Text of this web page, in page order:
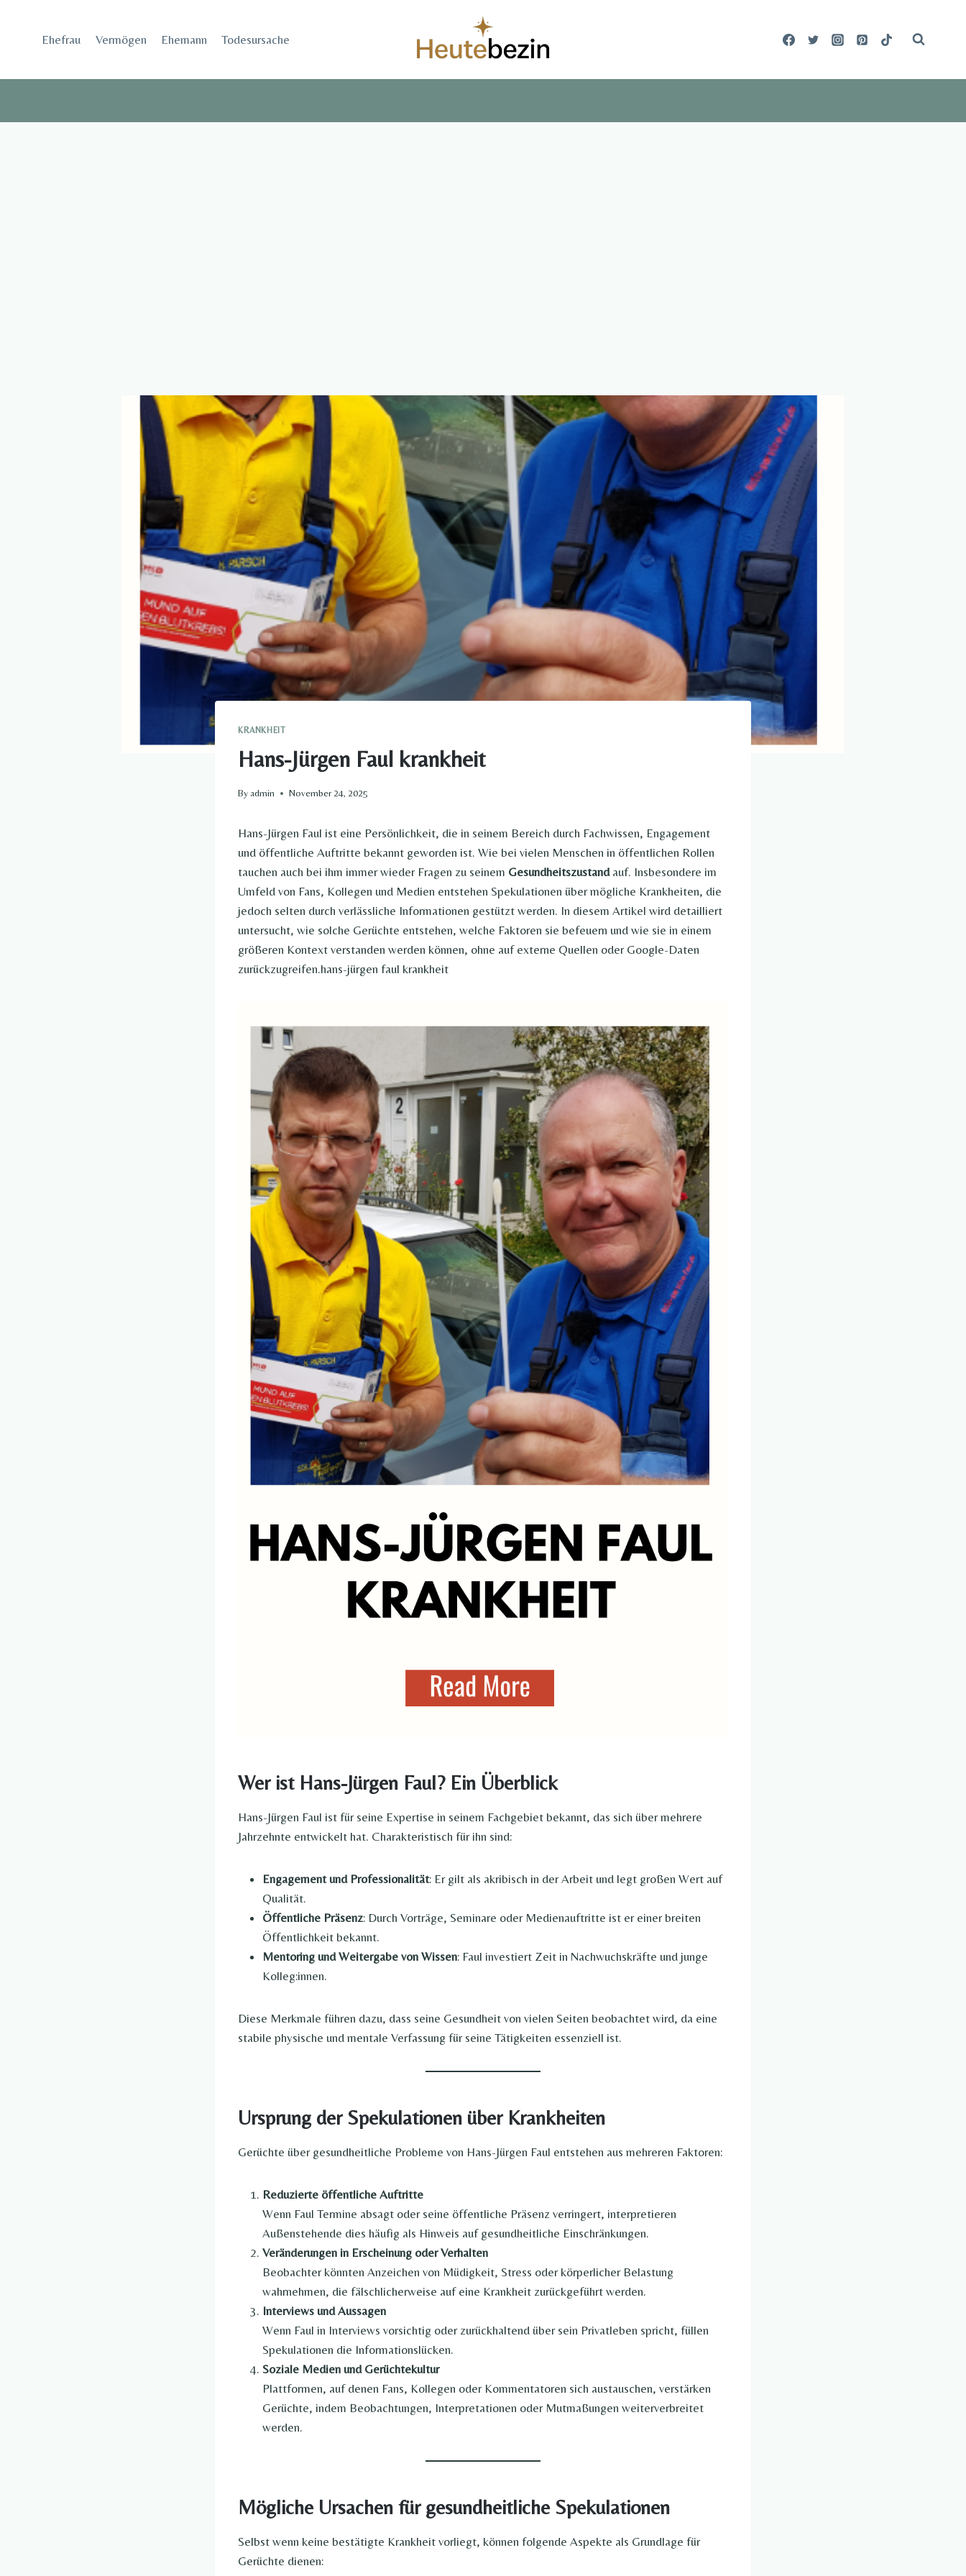
Ehefrau​ Vermögen Ehemann Todesursache
KRANKHEIT​
Hans-Jürgen Faul krankheit​
By admin November 24, 2025
Hans-Jürgen Faul ist eine Persönlichkeit, die in seinem Bereich durch Fachwissen, Engagement
und öffentliche Auftritte bekannt geworden ist. Wie bei vielen Menschen in öffentlichen Rollen
tauchen auch bei ihm immer wieder Fragen zu seinem Gesundheitszustandauf. Insbesondere im
Umfeld von Fans, Kollegen und Medien entstehen Spekulationen über mögliche Krankheiten, die
jedoch selten durch verlässliche Informationen gestützt werden. In diesem Artikel wird detailliert
untersucht, wie solche Gerüchte entstehen, welche Faktoren sie befeuern und wie sie in einem
größeren Kontext verstanden werden können, ohne auf externe Quellen oder Google-Daten
zurückzugreifen.hans-jürgen faul krankheit​
Wer ist Hans-Jürgen Faul? Ein Überblick
Hans-Jürgen Faul ist für seine Expertise in seinem Fachgebiet bekannt, das sich über mehrere
Jahrzehnte entwickelt hat. Charakteristisch für ihn sind:
Engagement und Professionalität: Er gilt als akribisch in der Arbeit und legt großen Wert auf
Qualität.
Öffentliche Präsenz: Durch Vorträge, Seminare oder Medienauftritte ist er einer breiten
Öffentlichkeit bekannt.
Mentoring und Weitergabe von Wissen: Faul investiert Zeit in Nachwuchskräfte und junge
Kolleg:innen.
Diese Merkmale führen dazu, dass seine Gesundheit von vielen Seiten beobachtet wird, da eine
stabile physische und mentale Verfassung für seine Tätigkeiten essenziell ist.
Ursprung der Spekulationen über Krankheiten
Gerüchte über gesundheitliche Probleme von Hans-Jürgen Faul entstehen aus mehreren Faktoren:
Reduzierte öffentliche Auftritte
Wenn Faul Termine absagt oder seine öffentliche Präsenz verringert, interpretieren
Außenstehende dies häufig als Hinweis auf gesundheitliche Einschränkungen.
Veränderungen in Erscheinung oder Verhalten
Beobachter könnten Anzeichen von Müdigkeit, Stress oder körperlicher Belastung
wahrnehmen, die fälschlicherweise auf eine Krankheit zurückgeführt werden.
Interviews und Aussagen
Wenn Faul in Interviews vorsichtig oder zurückhaltend über sein Privatleben spricht, füllen
Spekulationen die Informationslücken.
Soziale Medien und Gerüchtekultur
Plattformen, auf denen Fans, Kollegen oder Kommentatoren sich austauschen, verstärken
Gerüchte, indem Beobachtungen, Interpretationen oder Mutmaßungen weiterverbreitet
werden.
Mögliche Ursachen für gesundheitliche Spekulationen
Selbst wenn keine bestätigte Krankheit vorliegt, können folgende Aspekte als Grundlage für
Gerüchte dienen: